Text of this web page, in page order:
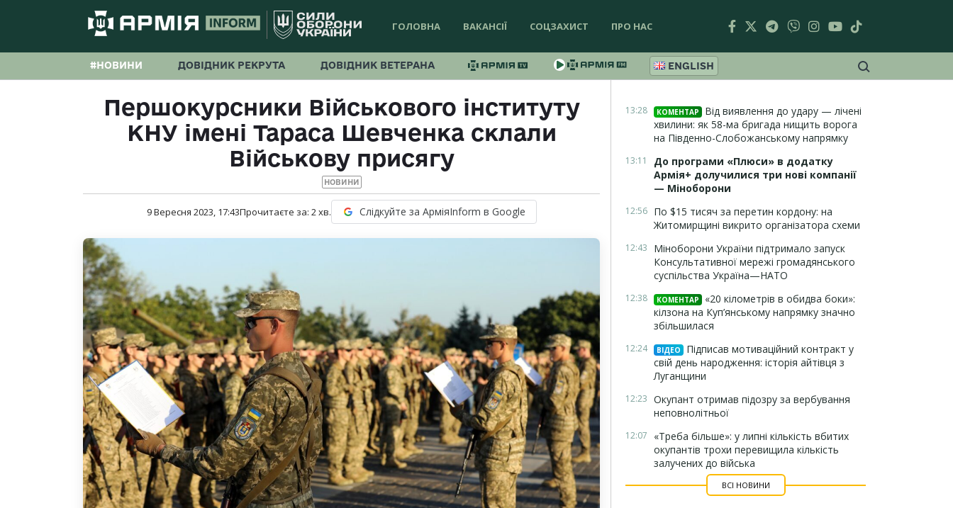
ГОЛОВНА ВАКАНСІЇ СОЦЗАХИСТ ПРО НАС
#НОВИНИ ДОВІДНИК РЕКРУТА ДОВІДНИК ВЕТЕРАНА ENGLISH
Першокурсники Військового інституту
КНУ імені Тараса Шевченка склали
Військову присягу
НОВИНИ
9 Вересня 2023, 17:43Прочитаєте за: 2хв. Слідкуйте за АрміяInform в Google
13:28 КОМЕНТАР
Від виявлення до удару — лічені
хвилини: як 58-ма бригада нищить ворога
на Південно-Слобожанському напрямку
13:11
До програми «Плюси» в додатку
Армія+ долучилися три нові компанії
— Міноборони
12:56 По $15 тисяч за перетин кордону: на
Житомирщині викрито організатора схеми
12:43
Міноборони України підтримало запуск
Консультативної мережі громадянського
суспільства Україна—НАТО
12:38 КОМЕНТАР
«20 кілометрів в обидва боки»:
кілзона на Куп’янському напрямку значно
збільшилася
12:24 ВІДЕО
Підписав мотиваційний контракт у
свій день народження: історія айтівця з
Луганщини
12:23 Окупант отримав підозру за вербування
неповнолітньої
12:07
«Треба більше»: у липні кількість вбитих
окупантів трохи перевищила кількість
залучених до війська
ВСІ НОВИНИ